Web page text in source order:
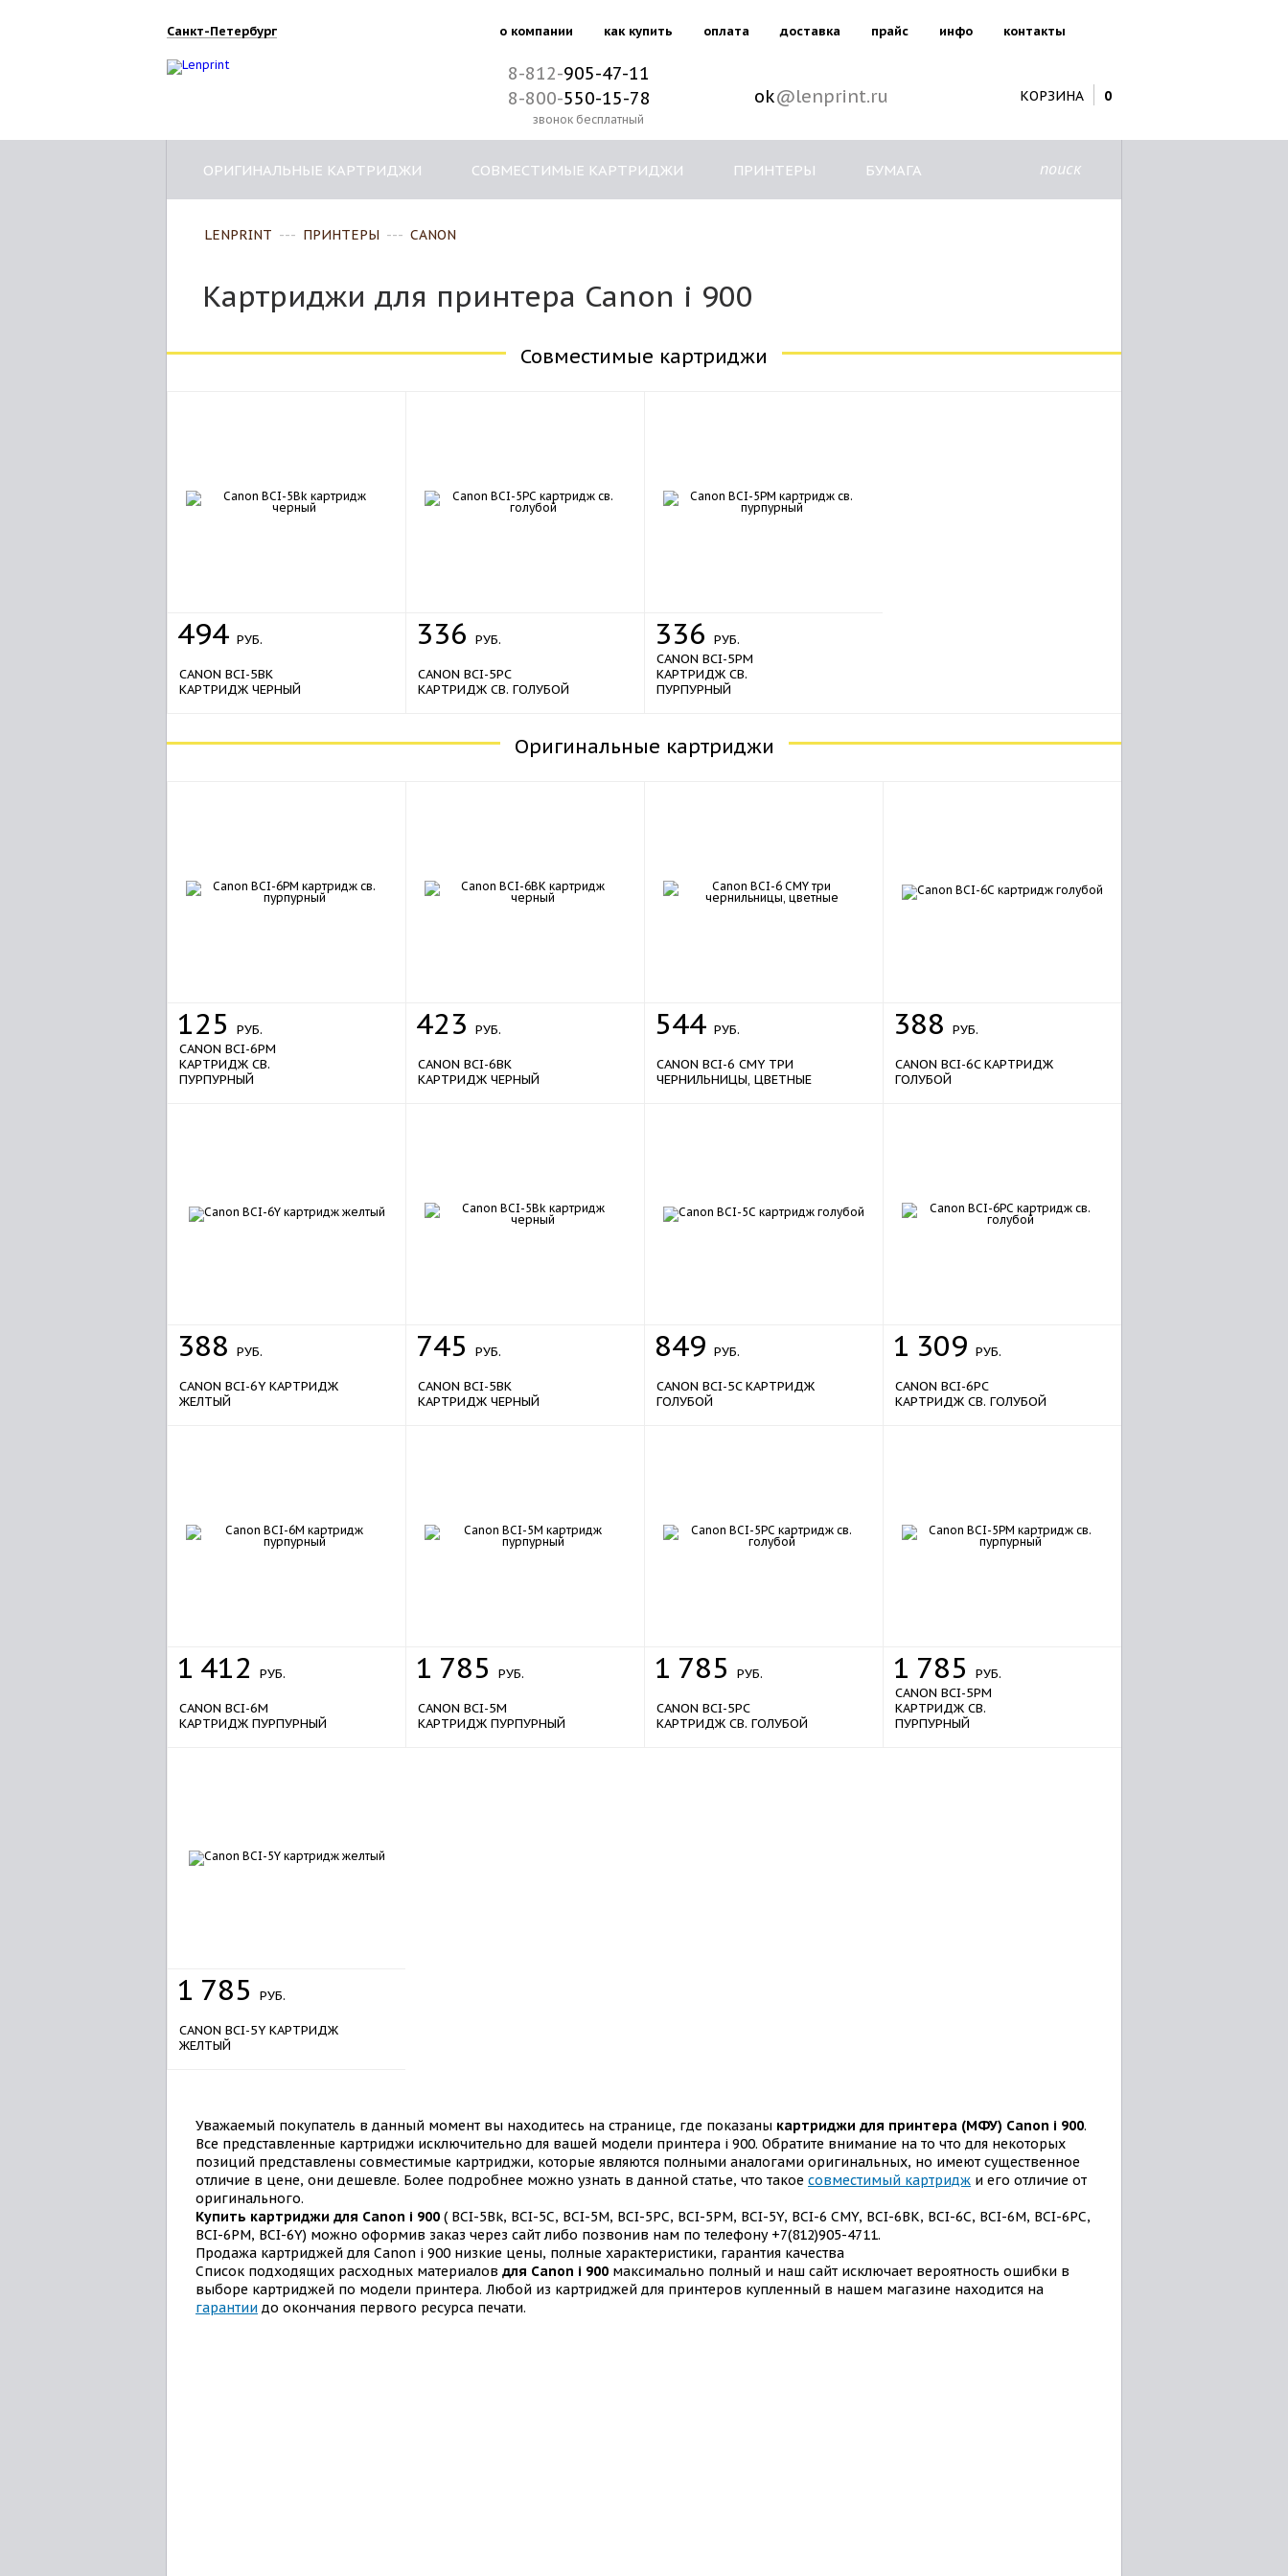
о компании как купить оплата доставка прайс инфо контакты
Санкт-Петербург
8-812-905-47-11
8-800-550-15-78
звонок бесплатный
ok@lenprint.ru КОРЗИНА 0
поиск
ОРИГИНАЛЬНЫЕ КАРТРИДЖИ СОВМЕСТИМЫЕ КАРТРИДЖИ ПРИНТЕРЫ БУМАГА
LENPRINT --- ПРИНТЕРЫ --- CANON
Картриджи для принтера Canon i 900
Совместимые картриджи
494 РУБ.
CANON BCI-5BK
КАРТРИДЖ ЧЕРНЫЙ
336 РУБ.
CANON BCI-5PC
КАРТРИДЖ СВ. ГОЛУБОЙ
336 РУБ.
CANON BCI-5PM
КАРТРИДЖ СВ.
ПУРПУРНЫЙ
Оригинальные картриджи
125
РУБ.
CANON BCI-6PM
КАРТРИДЖ СВ.
ПУРПУРНЫЙ
423 РУБ.
CANON BCI-6BK
КАРТРИДЖ ЧЕРНЫЙ
544 РУБ.
CANON BCI-6 CMY ТРИ
ЧЕРНИЛЬНИЦЫ, ЦВЕТНЫЕ
388 РУБ.
CANON BCI-6C КАРТРИДЖ
ГОЛУБОЙ
388 РУБ.
CANON BCI-6Y КАРТРИДЖ
ЖЕЛТЫЙ
745 РУБ.
CANON BCI-5BK
КАРТРИДЖ ЧЕРНЫЙ
849 РУБ.
CANON BCI-5C КАРТРИДЖ
ГОЛУБОЙ
1 309 РУБ.
CANON BCI-6PC
КАРТРИДЖ СВ. ГОЛУБОЙ
1 412 РУБ.
CANON BCI-6M
КАРТРИДЖ ПУРПУРНЫЙ
1 785 РУБ.
CANON BCI-5M
КАРТРИДЖ ПУРПУРНЫЙ
1 785 РУБ.
CANON BCI-5PC
КАРТРИДЖ СВ. ГОЛУБОЙ
1 785
РУБ.
CANON BCI-5PM
КАРТРИДЖ СВ.
ПУРПУРНЫЙ
1 785 РУБ.
CANON BCI-5Y КАРТРИДЖ
ЖЕЛТЫЙ
Уважаемый покупатель в данный момент вы находитесь на странице, где показаны картриджи для принтера (МФУ) Canon i 900.
Все представленные картриджи исключительно для вашей модели принтера i 900. Обратите внимание на то что для некоторых
позиций представлены совместимые картриджи, которые являются полными аналогами оригинальных, но имеют существенное
отличие в цене, они дешевле. Более подробнее можно узнать в данной статье, что такое совместимый картридж и его отличие от
оригинального.
Купить картриджи для Canon i 900 ( BCI-5Bk, BCI-5C, BCI-5M, BCI-5PC, BCI-5PM, BCI-5Y, BCI-6 CMY, BCI-6BK, BCI-6C, BCI-6M, BCI-6PC,
BCI-6PM, BCI-6Y) можно оформив заказ через сайт либо позвонив нам по телефону +7(812)905-4711.
Продажа картриджей для Canon i 900 низкие цены, полные характеристики, гарантия качества
Список подходящих расходных материалов для Canon i 900 максимально полный и наш сайт исключает вероятность ошибки в
выборе картриджей по модели принтера. Любой из картриджей для принтеров купленный в нашем магазине находится на
гарантии до окончания первого ресурса печати.